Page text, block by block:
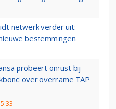
netwerk verder uit:
bestemmingen
probeert onrust bij
over overname TAP